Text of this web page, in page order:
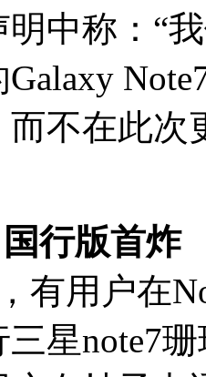
中称：“
而不在此
行版首炸
有用户在
星note7